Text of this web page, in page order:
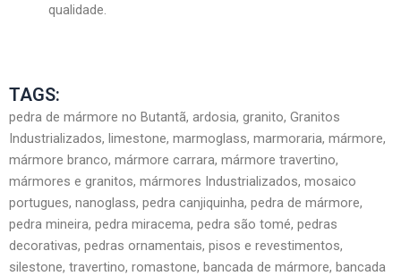
qualidade.
TAGS:
pedra de mármore no Butantã, ardosia, granito, Granitos
Industrializados, limestone, marmoglass, marmoraria, mármore,
mármore branco, mármore carrara, mármore travertino,
mármores e granitos, mármores Industrializados, mosaico
portugues, nanoglass, pedra canjiquinha, pedra de mármore,
pedra mineira, pedra miracema, pedra são tomé, pedras
decorativas, pedras ornamentais, pisos e revestimentos,
silestone, travertino, romastone, bancada de mármore, bancada